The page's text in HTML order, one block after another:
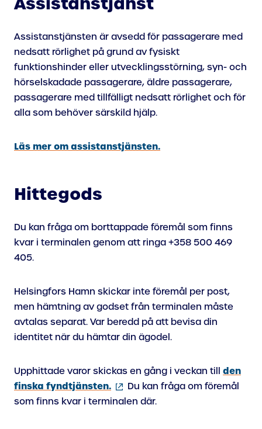
Assistanstjänsten är avsedd för passagerare med
nedsatt rörlighet på grund av fysiskt
funktionshinder eller utvecklingsstörning, syn- och
hörselskadade passagerare, äldre passagerare,
passagerare med tillfälligt nedsatt rörlighet och för
alla som behöver särskild hjälp.
Läs mer om assistanstjänsten.
Hittegods
Du kan fråga om borttappade föremål som finns
kvar i terminalen genom att ringa +358 500 469
405.
Helsingfors Hamn skickar inte föremål per post,
men hämtning av godset från terminalen måste
avtalas separat. Var beredd på att bevisa din
identitet när du hämtar din ägodel.
Upphittade varor skickas en gång i veckan till den
finska fyndtjänsten.(extern
länk)
Du kan fråga om föremål
som finns kvar i terminalen där.